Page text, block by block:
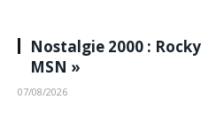
Nostalgie 2000 :
MSN »
07/08/2026